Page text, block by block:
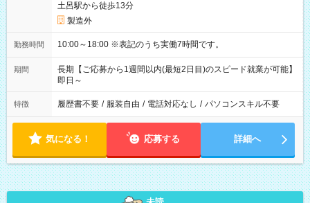
土呂駅から徒歩13分
製造外
勤務時間 10:00～18:00 ※表記のうち実働7時間です。
期間
長期【ご応募から1週間以内(最短2日目)のスピード就業が可能】
即日～
特徴 履歴書不要 / 服装自由 / 電話対応なし / パソコンスキル不要
気になる！ 応募する 詳細へ